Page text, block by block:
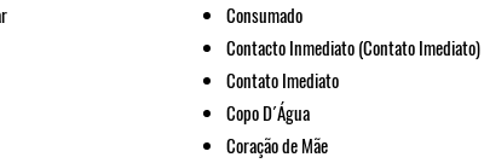
Consumado
Contacto Inmediato (Contato Imediato)
Contato Imediato
Copo D´Água
Coração de Mãe